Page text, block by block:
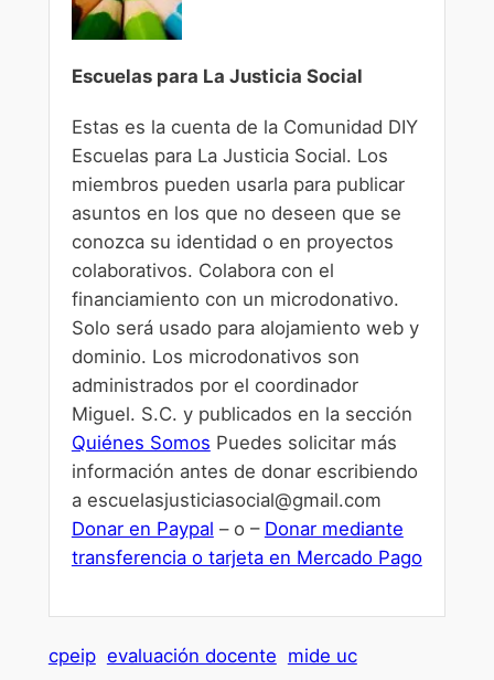
Escuelas para La Justicia Social
Estas es la cuenta de la Comunidad DIY
Escuelas para La Justicia Social. Los
miembros pueden usarla para publicar
asuntos en los que no deseen que se
conozca su identidad o en proyectos
colaborativos. Colabora con el
financiamiento con un microdonativo.
Solo será usado para alojamiento web y
dominio. Los microdonativos son
administrados por el coordinador
Miguel. S.C. y publicados en la sección
Quiénes Somos Puedes solicitar más
información antes de donar escribiendo
a escuelasjusticiasocial@gmail.com
Donar en Paypal – o – Donar mediante
transferencia o tarjeta en Mercado Pago
cpeip evaluación docente mide uc